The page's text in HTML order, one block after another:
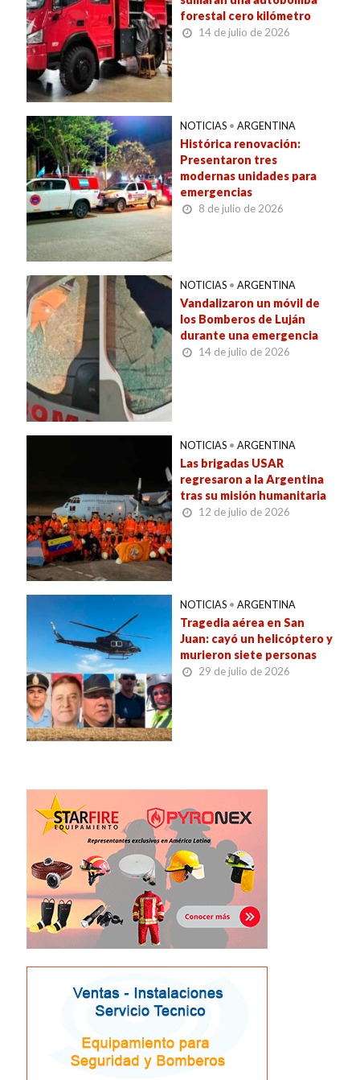
forestal cero kilómetro
14 de julio de 2026
NOTICIAS • ARGENTINA
Histórica renovación:
Presentaron tres
modernas unidades para
emergencias
8 de julio de 2026
NOTICIAS • ARGENTINA
Vandalizaron un móvil de
los Bomberos de Luján
durante una emergencia
14 de julio de 2026
NOTICIAS • ARGENTINA
Las brigadas USAR
regresaron a la Argentina
tras su misión humanitaria
12 de julio de 2026
NOTICIAS • ARGENTINA
Tragedia aérea en San
Juan: cayó un helicóptero y
murieron siete personas
29 de julio de 2026